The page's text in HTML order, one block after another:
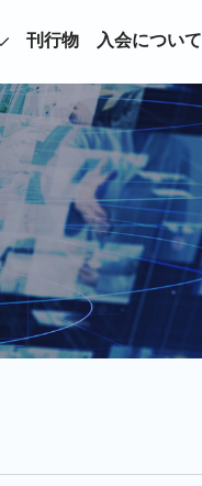
刊行物 入会について